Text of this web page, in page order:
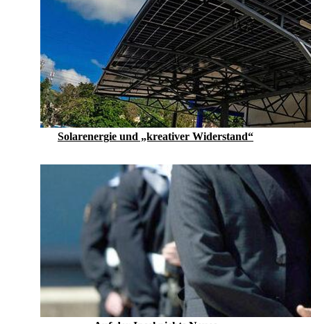
Solarenergie und „kreativer Widerstand“